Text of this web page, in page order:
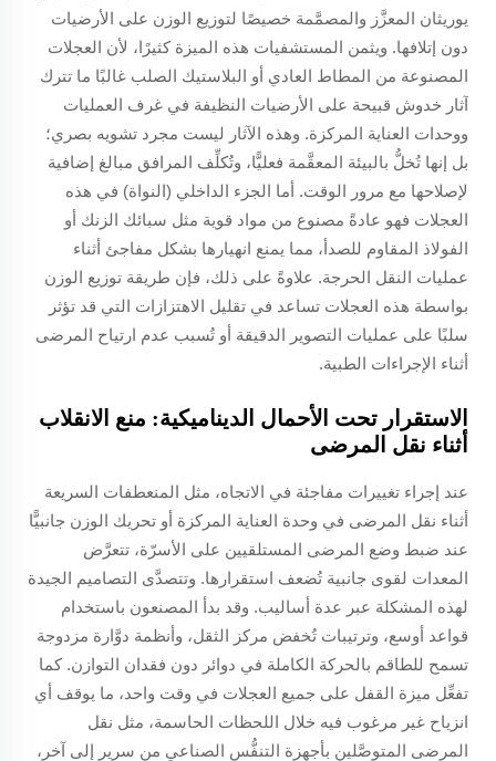
يوريثان المعزَّز والمصمَّمة خصيصًا لتوزيع الوزن على الأرضيات
دون إتلافها. ويثمن المستشفيات هذه الميزة كثيرًا، لأن العجلات
المصنوعة من المطاط العادي أو البلاستيك الصلب غالبًا ما تترك
آثار خدوش قبيحة على الأرضيات النظيفة في غرف العمليات
ووحدات العناية المركزة. وهذه الآثار ليست مجرد تشويه بصري؛
بل إنها تُخلُّ بالبيئة المعقَّمة فعليًّا، وتُكلِّف المرافق مبالغ إضافية
لإصلاحها مع مرور الوقت. أما الجزء الداخلي (النواة) في هذه
العجلات فهو عادةً مصنوع من مواد قوية مثل سبائك الزنك أو
الفولاذ المقاوم للصدأ، مما يمنع انهيارها بشكل مفاجئ أثناء
عمليات النقل الحرجة. علاوةً على ذلك، فإن طريقة توزيع الوزن
بواسطة هذه العجلات تساعد في تقليل الاهتزازات التي قد تؤثر
سلبًا على عمليات التصوير الدقيقة أو تُسبب عدم ارتياح المرضى
أثناء الإجراءات الطبية.
الاستقرار تحت الأحمال الديناميكية: منع الانقلاب
أثناء نقل المرضى
عند إجراء تغييرات مفاجئة في الاتجاه، مثل المنعطفات السريعة
أثناء نقل المرضى في وحدة العناية المركزة أو تحريك الوزن جانبيًّا
عند ضبط وضع المرضى المستلقيين على الأسرّة، تتعرَّض
المعدات لقوى جانبية تُضعف استقرارها. وتتصدَّى التصاميم الجيدة
لهذه المشكلة عبر عدة أساليب. وقد بدأ المصنعون باستخدام
قواعد أوسع، وترتيبات تُخفض مركز الثقل، وأنظمة دوَّارة مزدوجة
تسمح للطاقم بالحركة الكاملة في دوائر دون فقدان التوازن. كما
تفعِّل ميزة القفل على جميع العجلات في وقت واحد، ما يوقف أي
انزياح غير مرغوب فيه خلال اللحظات الحاسمة، مثل نقل
المرضى المتوصَّلين بأجهزة التنفُّس الصناعي من سريرٍ إلى آخر،